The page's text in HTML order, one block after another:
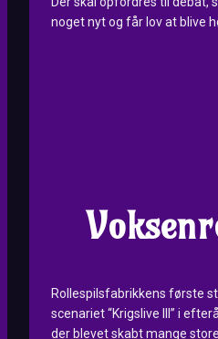
noget nyt og får lov at blive
Rollespilsfabrikkens første
scenariet “Krigslive III” i
der blevet skabt mange